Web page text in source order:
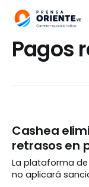
Pagos
Cashea
retrasos en
La plataforma
no aplicará